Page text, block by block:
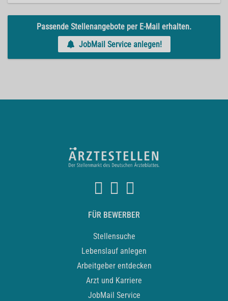
Passende Stellenangebote per E-Mail erhalten.
JobMail Service anlegen!
FÜR BEWERBER
Stellensuche
Lebenslauf anlegen
Arbeitgeber entdecken
Arzt und Karriere
JobMail Service